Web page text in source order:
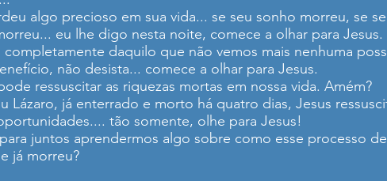
algo precioso em sua vida... se seu sonho morreu, se
eu lhe digo nesta noite, comece a olhar para Jesus.
daquilo que não vemos mais nenhuma
não desista... comece a olhar para Jesus.
ressuscitar as riquezas mortas em nossa vida. Amém?
Lázaro, já enterrado e morto há quatro dias, Jesus
tão somente, olhe para Jesus!
juntos aprendermos algo sobre como esse processo
já morreu?